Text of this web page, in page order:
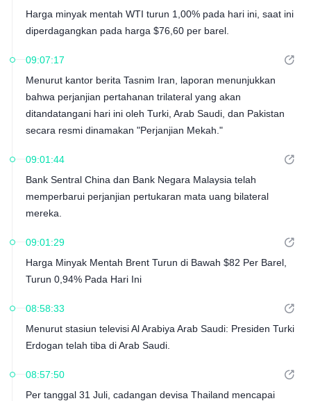
Harga minyak mentah WTI turun 1,00% pada hari ini, saat ini
diperdagangkan pada harga $76,60 per barel.
09:07:17
Menurut kantor berita Tasnim Iran, laporan menunjukkan
bahwa perjanjian pertahanan trilateral yang akan
ditandatangani hari ini oleh Turki, Arab Saudi, dan Pakistan
secara resmi dinamakan "Perjanjian Mekah."
09:01:44
Bank Sentral China dan Bank Negara Malaysia telah
memperbarui perjanjian pertukaran mata uang bilateral
mereka.
09:01:29
Harga Minyak Mentah Brent Turun di Bawah $82 Per Barel,
Turun 0,94% Pada Hari Ini
08:58:33
Menurut stasiun televisi Al Arabiya Arab Saudi: Presiden Turki
Erdogan telah tiba di Arab Saudi.
08:57:50
Per tanggal 31 Juli, cadangan devisa Thailand mencapai